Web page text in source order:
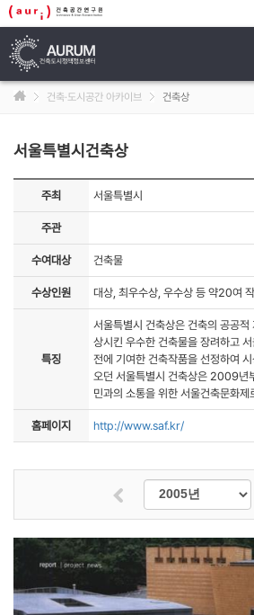
건축·도시공간 아카이브 건축상
서울특별시건축상
주최 서울특별시
주관
수여대상 건축물
수상인원 대상, 최우수상, 우수상 등 약20여
특징
서울특별시 건축상은 건축의 공공
상시킨 우수한 건축물을 장려하고
전에 기여한 건축작품을 선정하여
오던 서울특별시 건축상은 2009년
민과의 소통을 위한 서울건축문화
홈페이지 http://www.saf.kr/